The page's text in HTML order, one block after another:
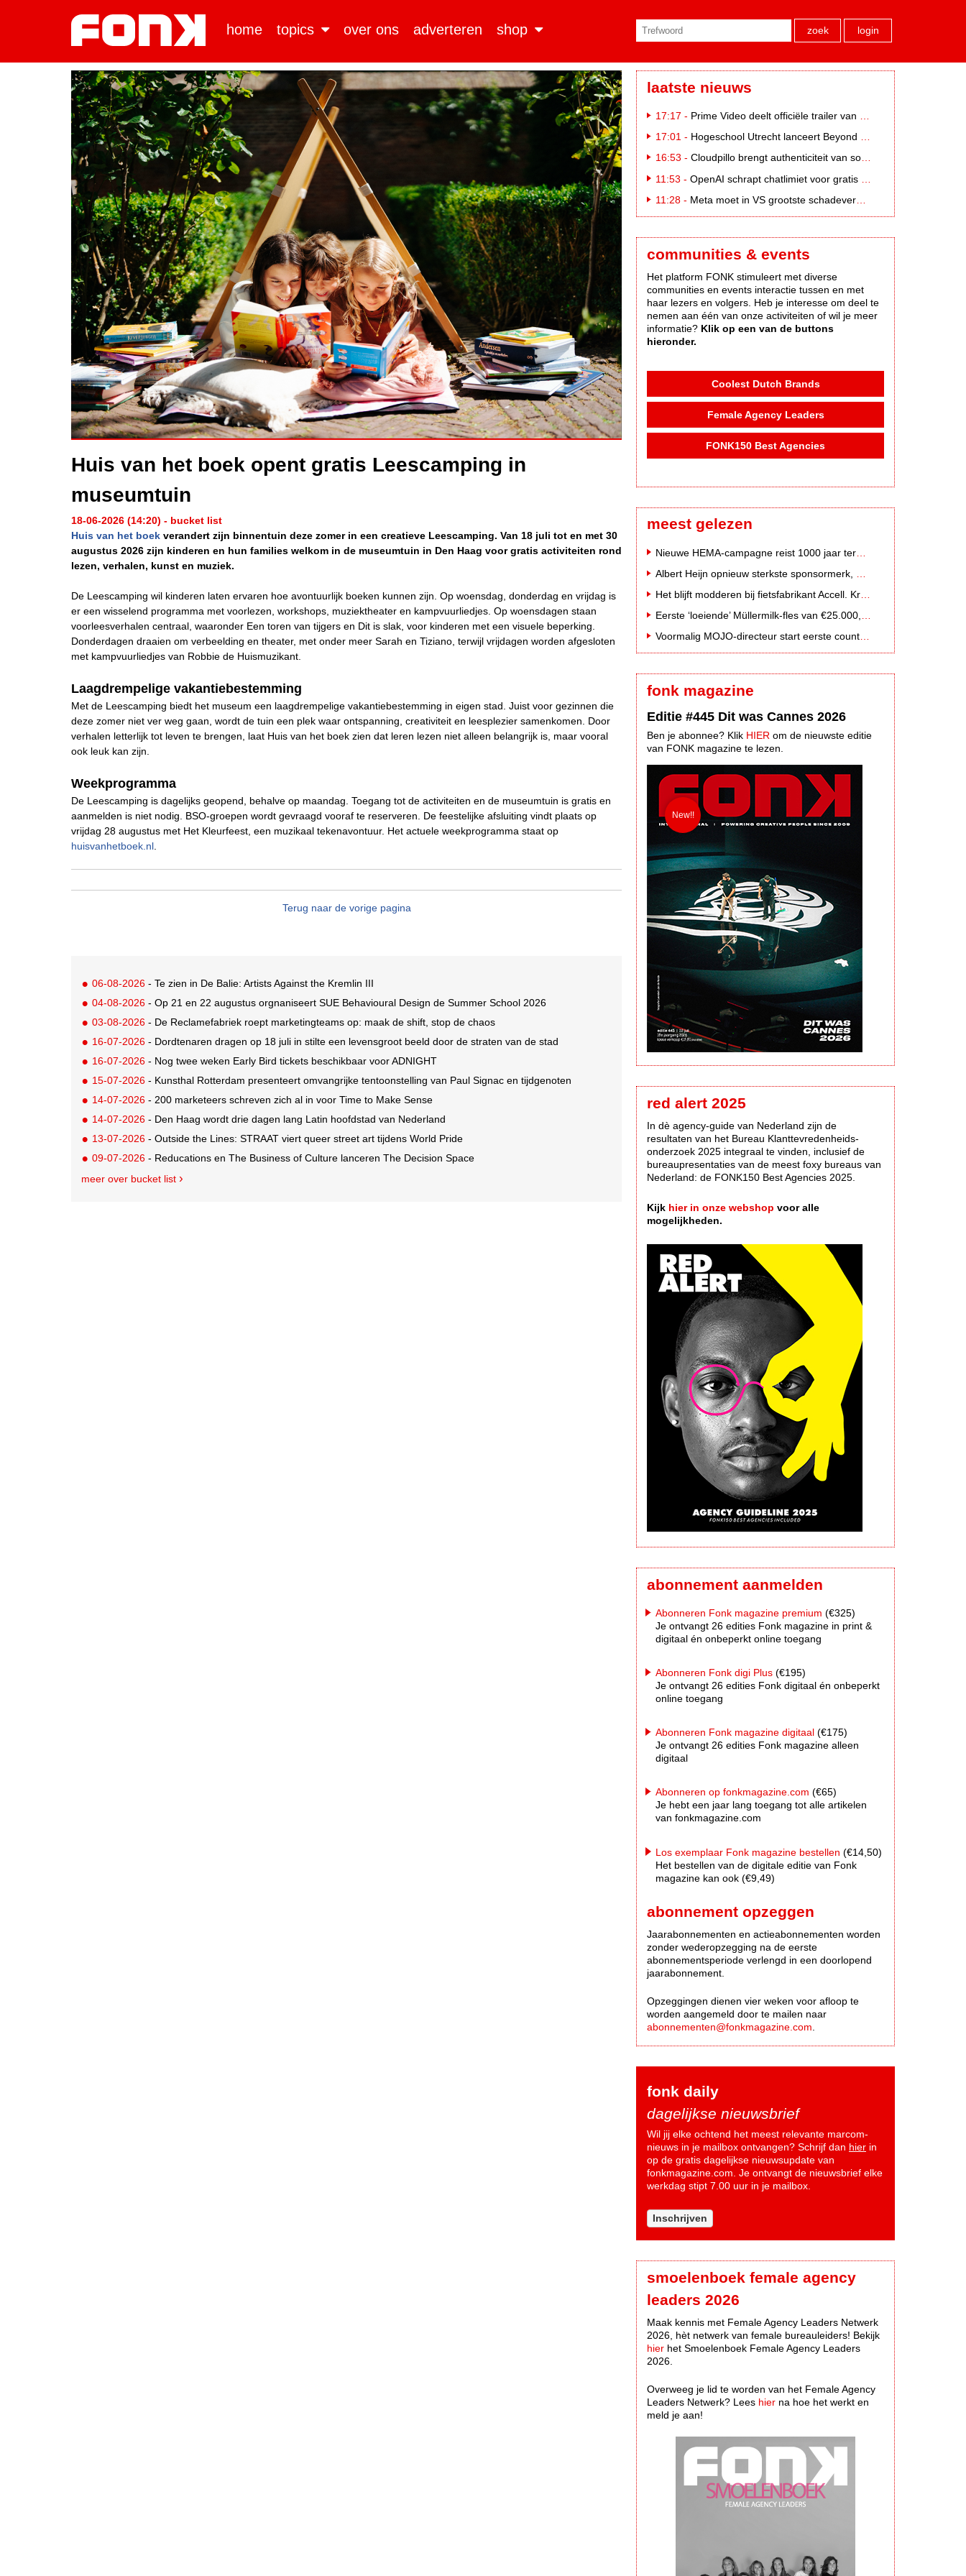
home topics over ons adverteren shop zoek login
Huis van het boek opent gratis Leescamping in
museumtuin
18-06-2026 (14:20) - bucket list
Huis van het boek verandert zijn binnentuin deze zomer in een creatieve Leescamping. Van 18 juli tot en met 30
augustus 2026 zijn kinderen en hun families welkom in de museumtuin in Den Haag voor gratis activiteiten rond
lezen, verhalen, kunst en muziek.
De Leescamping wil kinderen laten ervaren hoe avontuurlijk boeken kunnen zijn. Op woensdag, donderdag en vrijdag is
er een wisselend programma met voorlezen, workshops, muziektheater en kampvuurliedjes. Op woensdagen staan
voorleesverhalen centraal, waaronder Een toren van tijgers en Dit is slak, voor kinderen met een visuele beperking.
Donderdagen draaien om verbeelding en theater, met onder meer Sarah en Tiziano, terwijl vrijdagen worden afgesloten
met kampvuurliedjes van Robbie de Huismuzikant.
Laagdrempelige vakantiebestemming
Met de Leescamping biedt het museum een laagdrempelige vakantiebestemming in eigen stad. Juist voor gezinnen die
deze zomer niet ver weg gaan, wordt de tuin een plek waar ontspanning, creativiteit en leesplezier samenkomen. Door
verhalen letterlijk tot leven te brengen, laat Huis van het boek zien dat leren lezen niet alleen belangrijk is, maar vooral
ook leuk kan zijn.
Weekprogramma
De Leescamping is dagelijks geopend, behalve op maandag. Toegang tot de activiteiten en de museumtuin is gratis en
aanmelden is niet nodig. BSO-groepen wordt gevraagd vooraf te reserveren. De feestelijke afsluiting vindt plaats op
vrijdag 28 augustus met Het Kleurfeest, een muzikaal tekenavontuur. Het actuele weekprogramma staat op
huisvanhetboek.nl
Terug naar de vorige pagina
06-08-2026 - Te zien in De Balie: Artists Against the Kremlin III
04-08-2026 - Op 21 en 22 augustus orgnaniseert SUE Behavioural Design de Summer School 2026
03-08-2026 - De Reclamefabriek roept marketingteams op: maak de shift, stop de chaos
16-07-2026 - Dordtenaren dragen op 18 juli in stilte een levensgroot beeld door de straten van de stad
16-07-2026 - Nog twee weken Early Bird tickets beschikbaar voor ADNIGHT
15-07-2026 - Kunsthal Rotterdam presenteert omvangrijke tentoonstelling van Paul Signac en tijdgenoten
14-07-2026 - 200 marketeers schreven zich al in voor Time to Make Sense
14-07-2026 - Den Haag wordt drie dagen lang Latin hoofdstad van Nederland
13-07-2026 - Outside the Lines: STRAAT viert queer street art tijdens World Pride
09-07-2026 - Reducations en The Business of Culture lanceren The Decision Space
meer over bucket list
laatste nieuws
17:17 - Prime Video deelt officiële trailer van L*VE KLEINE
17:01 - Hogeschool Utrecht lanceert Beyond Campus binnen International Creative Business
16:53 - Cloudpillo brengt authenticiteit van social naar tv
11:53 - OpenAI schrapt chatlimiet voor gratis ChatGPT-gebruikers
11:28 - Meta moet in VS grootste schadevergoeding ooit betalen: 567 miljoen dollar
communities & events
Het platform FONK stimuleert met diverse
communities en events interactie tussen en met
haar lezers en volgers. Heb je interesse om deel te
nemen aan één van onze activiteiten of wil je meer
informatie? Klik op een van de buttons
hieronder.
Coolest Dutch Brands
Female Agency Leaders
FONK150 Best Agencies
meest gelezen
Voormalig MOJO-directeur start eerste country radiozender van Nederland
fonk magazine
Editie #445 Dit was Cannes 2026
Ben je abonnee? Klik HIER om de nieuwste editie
van FONK magazine te lezen.
red alert 2025
In dè agency-guide van Nederland zijn de
resultaten van het Bureau Klanttevredenheids-
onderzoek 2025 integraal te vinden, inclusief de
bureaupresentaties van de meest foxy bureaus van
Nederland: de FONK150 Best Agencies 2025.
Kijk hier in onze webshop voor alle
mogelijkheden.
abonnement aanmelden
Abonneren Fonk magazine premium (€325)
Je ontvangt 26 edities Fonk magazine in print &
digitaal én onbeperkt online toegang
Abonneren Fonk digi Plus (€195)
Je ontvangt 26 edities Fonk digitaal én onbeperkt
online toegang
Abonneren Fonk magazine digitaal (€175)
Je ontvangt 26 edities Fonk magazine alleen
digitaal
Abonneren op fonkmagazine.com (€65)
Je hebt een jaar lang toegang tot alle artikelen
van fonkmagazine.com
Los exemplaar Fonk magazine bestellen (€14,50)
Het bestellen van de digitale editie van Fonk
magazine kan ook (€9,49)
abonnement opzeggen
Jaarabonnementen en actieabonnementen worden
zonder wederopzegging na de eerste
abonnementsperiode verlengd in een doorlopend
jaarabonnement.
Opzeggingen dienen vier weken voor afloop te
worden aangemeld door te mailen naar
abonnementen@fonkmagazine.com
fonk daily
dagelijkse nieuwsbrief
Wil jij elke ochtend het meest relevante marcom-
nieuws in je mailbox ontvangen? Schrijf dan hier in
op de gratis dagelijkse nieuwsupdate van
fonkmagazine.com. Je ontvangt de nieuwsbrief elke
werkdag stipt 7.00 uur in je mailbox.
Inschrijven
smoelenboek female agency
leaders 2026
Maak kennis met Female Agency Leaders Netwerk
2026, hèt netwerk van female bureauleiders! Bekijk
hier het Smoelenboek Female Agency Leaders
2026.
Overweeg je lid te worden van het Female Agency
Leaders Netwerk? Lees hier na hoe het werkt en
meld je aan!